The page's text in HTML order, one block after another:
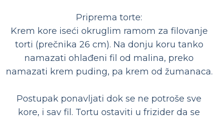
Priprema torte:
Krem kore iseći okruglim ramom za filovanje
torti (prečnika 26 cm). Na donju koru tanko
namazati ohlađeni fil od malina, preko
namazati krem puding, pa krem od žumanaca.
Postupak ponavljati dok se ne potroše sve
kore, i sav fil. Tortu ostaviti u frizider da se